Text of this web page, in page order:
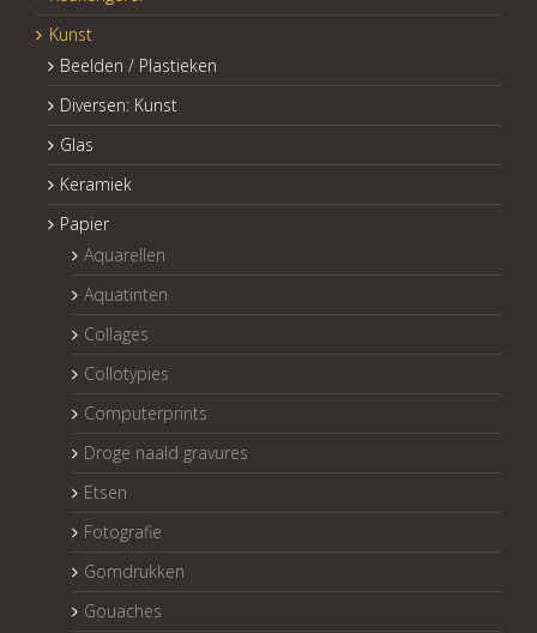
Kunst
Beelden / Plastieken
Diversen: Kunst
Glas
Keramiek
Papier
Aquarellen
Aquatinten
Collages
Collotypies
Computerprints
Droge naald gravures
Etsen
Fotografie
Gomdrukken
Gouaches